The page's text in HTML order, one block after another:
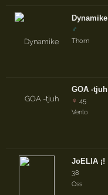
Dynamike
♂
Thorn
GOA -tjuh
♀ 45
Venlo
JoELlA ¡!
38
Oss